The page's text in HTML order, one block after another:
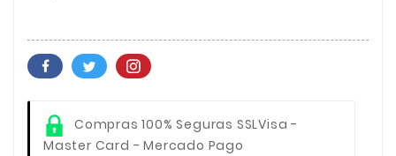
Compras 100% Seguras SSLVisa -
Master Card - Mercado Pago